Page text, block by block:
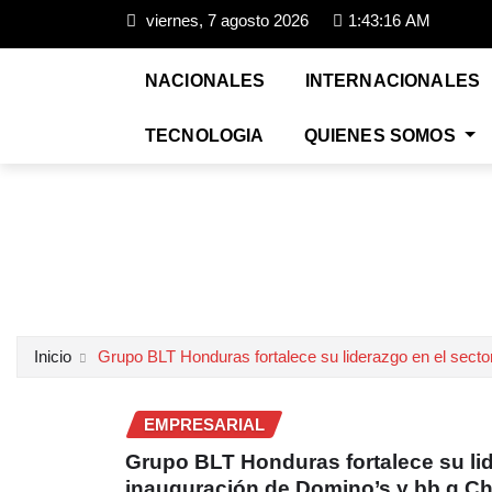
viernes, 7 agosto 2026 1:43:17 AM
NACIONALES INTERNACIONALES
TECNOLOGIA QUIENES SOMOS
Inicio Grupo BLT Honduras fortalece su liderazgo en el
EMPRESARIAL
Grupo BLT Honduras fortalece su